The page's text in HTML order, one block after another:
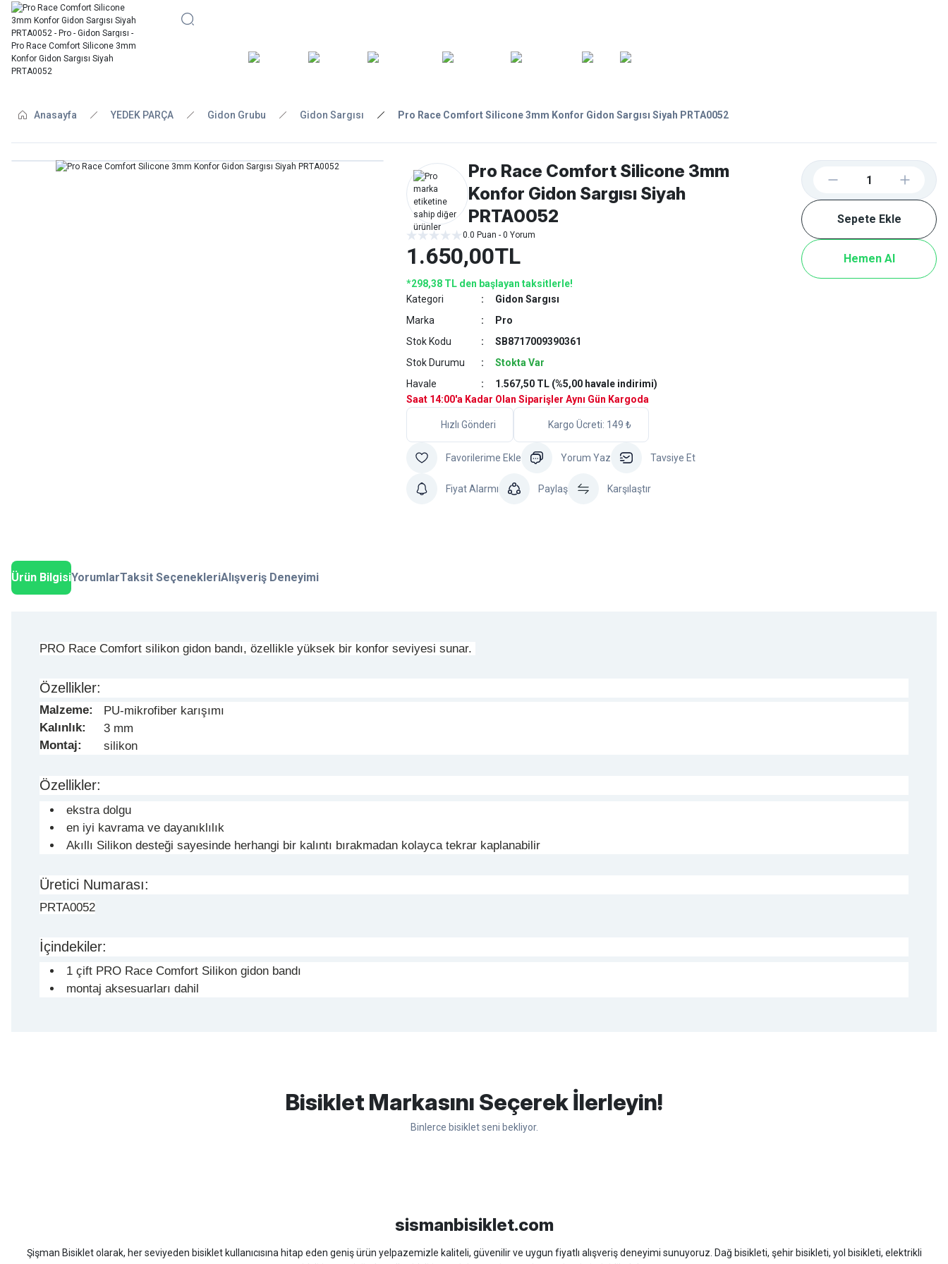
BİSİKLET AKSESUARLAR ASKI/TAŞIMA TAMİR/BAKIM GİYİM
Anasayfa YEDEK PARÇA Gidon Grubu Gidon Sargısı Pro Race Comfort Silicone 3mm Konfor Gidon Sargısı Siyah PRTA0052
Pro Race Comfort Silicone 3mm
Konfor Gidon Sargısı Siyah
PRTA0052
0.0 Puan - 0 Yorum
1.650,00TL
*298,38 TL den başlayan taksitlerle!
Kategori
Gidon Sargısı
Marka
Pro
Stok Kodu
SB8717009390361
Stok Durumu
Stokta Var
Havale
1.567,50 TL (%5,00 havale indirimi)
Saat 14:00'a Kadar Olan Siparişler Aynı Gün Kargoda
Hızlı Gönderi Kargo Ücreti: 149 ₺
Yorum Yaz Tavsiye Et
Fiyat Alarmı Paylaş Karşılaştır
Sepete Ekle
Hemen Al
Ürün BilgisiYorumlarTaksit SeçenekleriAlışveriş Deneyimi
PRO Race Comfort silikon gidon bandı, özellikle yüksek bir konfor seviyesi sunar.
Özellikler:
Malzeme:
PU-mikrofiber karışımı
Kalınlık:
3 mm
Montaj:
silikon
Özellikler:
ekstra dolgu
en iyi kavrama ve dayanıklılık
Akıllı Silikon desteği sayesinde herhangi bir kalıntı bırakmadan kolayca tekrar kaplanabilir
Üretici Numarası:
PRTA0052
İçindekiler:
1 çift PRO Race Comfort Silikon gidon bandı
montaj aksesuarları dahil
Yorum Yaz
Uygun olursa alacağım
Bisiklet Markasını Seçerek İlerleyin!
Binlerce bisiklet seni bekliyor.
sismanbisiklet.com
Şişman Bisiklet olarak, her seviyeden bisiklet kullanıcısına hitap eden geniş ürün yelpazemizle kaliteli, güvenilir ve uygun fiyatlı alışveriş deneyimi sunuyoruz. Dağ bisikleti, şehir bisikleti, yol bisikleti, elektrikli